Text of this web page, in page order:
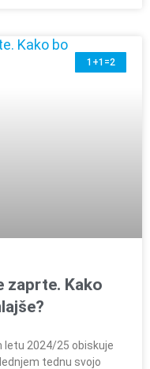
1+1=2
zaprte. Kako
2024/25 obiskuje
tednu svojo